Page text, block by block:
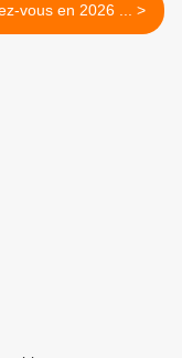
Rendez-vous en 2026 ... >